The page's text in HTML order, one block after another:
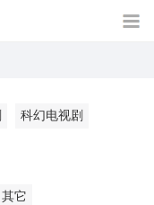
科幻电视剧
其它